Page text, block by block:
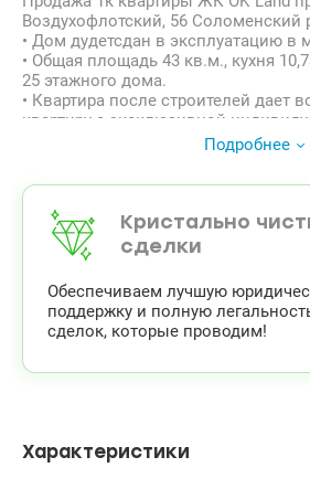
Воздухофлотский, 56 Соломенский
• Дом дудетсдан в эксплуатацию в
• Общая площадь 43 кв.м., кухня
25 этажного дома.
• Квартира после строителей дает
квартиру с эксклюзивной
видеонаблюдением и охраной.
парковая.
• Дом находится в удобном и
развитая инфраструктура – школы,
супермаркеты, транспортный
вокзал и аэродром Жуляны (5-10
Звоните. Быстро организуем показ.
Цена 65 000 у.е.
Андрей т.0679182169
Valion.ua/1133436
Подробнее
Кристально
сделки
Обеспечиваем лучшую
поддержку и полную
сделок, которые проводим!
Характеристики